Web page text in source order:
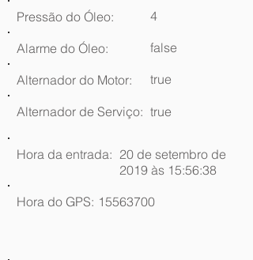
Pressão do Óleo:
4
Alarme do Óleo: false
Alternador do Motor: true
Alternador de Serviço: true
Hora da entrada: 20 de setembro de
2019 às 15:56:38
Hora do GPS: 15563700